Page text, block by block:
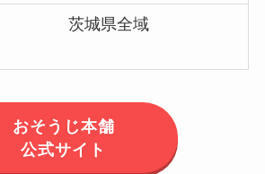
茨城県全域
おそうじ本舗
公式サイト